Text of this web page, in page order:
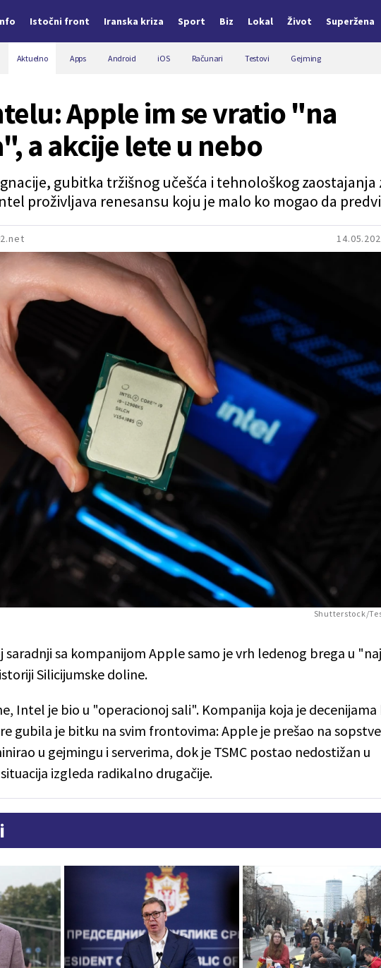
Istočni front Iranska kriza Sport Biz Lokal Život Superžena
Aktuelno Apps Android iOS Računari Testovi Gejming
Apple im se vratio "na
a akcije lete u nebo
gubitka tržišnog učešća i tehnološkog zaostajanja
proživljava renesansu koju je malo ko mogao da
Shutterstock/
sa kompanijom Apple samo je vrh ledenog brega u
Silicijumske doline.
Intel je bio u "operacionoj sali". Kompanija koja je decenijama
gubila je bitku na svim frontovima: Apple je prešao na
u gejmingu i serverima, dok je TSMC postao nedostižan u
izgleda radikalno drugačije.